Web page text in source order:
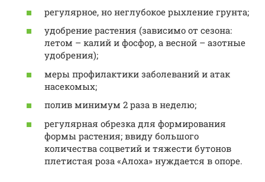
регулярное, но неглубокое рыхление грунта;
удобрение растения (зависимо от сезона:
летом – калий и фосфор, а весной – азотные
удобрения);
меры профилактики заболеваний и атак
насекомых;
полив минимум 2 раза в неделю;
регулярная обрезка для формирования
формы растения; ввиду большого
количества соцветий и тяжести бутонов
плетистая роза «Алоха» нуждается в опоре.